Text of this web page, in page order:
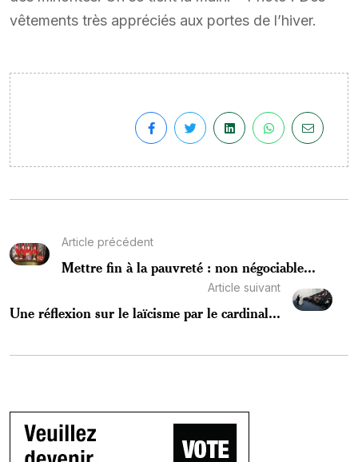
vêtements très appréciés aux portes de l’hiver.
Article précédent
Mettre fin à la pauvreté : non négociable...
Article suivant
Une réflexion sur le laïcisme par le cardinal...